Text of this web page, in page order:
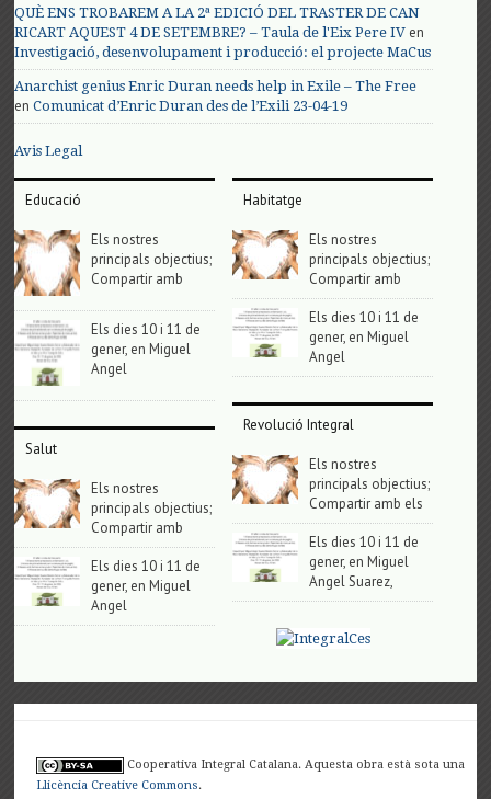
QUÈ ENS TROBAREM A LA 2ª EDICIÓ DEL TRASTER DE CAN
RICART AQUEST 4 DE SETEMBRE? – Taula de l'Eix Pere IV en
Investigació, desenvolupament i producció: el projecte MaCus
Anarchist genius Enric Duran needs help in Exile – The Free
enComunicat d’Enric Duran des de l’Exili 23-04-19
Avis Legal
Educació
Els nostres
principals objectius;
Compartir amb
Els dies 10 i 11 de
gener, en Miguel
Angel
Salut
Els nostres
principals objectius;
Compartir amb
Els dies 10 i 11 de
gener, en Miguel
Angel
Habitatge
Els nostres
principals objectius;
Compartir amb
Els dies 10 i 11 de
gener, en Miguel
Angel
Revolució Integral
Els nostres
principals objectius;
Compartir amb els
Els dies 10 i 11 de
gener, en Miguel
Angel Suarez,
Cooperativa Integral Catalana. Aquesta obra està sota una
Llicència Creative Commons.